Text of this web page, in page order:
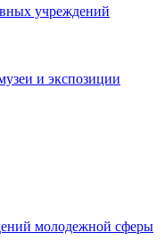
учреждений
и экспозиции
молодежной сферы